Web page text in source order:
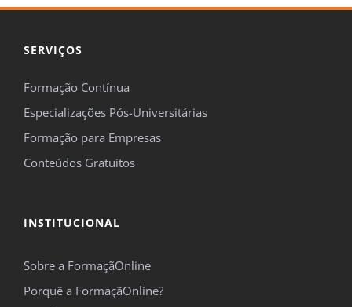
SERVIÇOS
Formação Contínua
Especializações Pós-Universitárias
Formação para Empresas
Conteúdos Gratuitos
INSTITUCIONAL
Sobre a FormaçãOnline
Porquê a FormaçãOnline?